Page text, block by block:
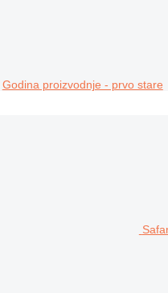
Godina proizvodnje - prvo stare